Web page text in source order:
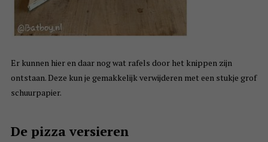
Er kunnen hier en daar nog wat rafels door het knippen zijn
ontstaan. Deze kun je gemakkelijk verwijderen met een stukje grof
schuurpapier.
De pizza versieren